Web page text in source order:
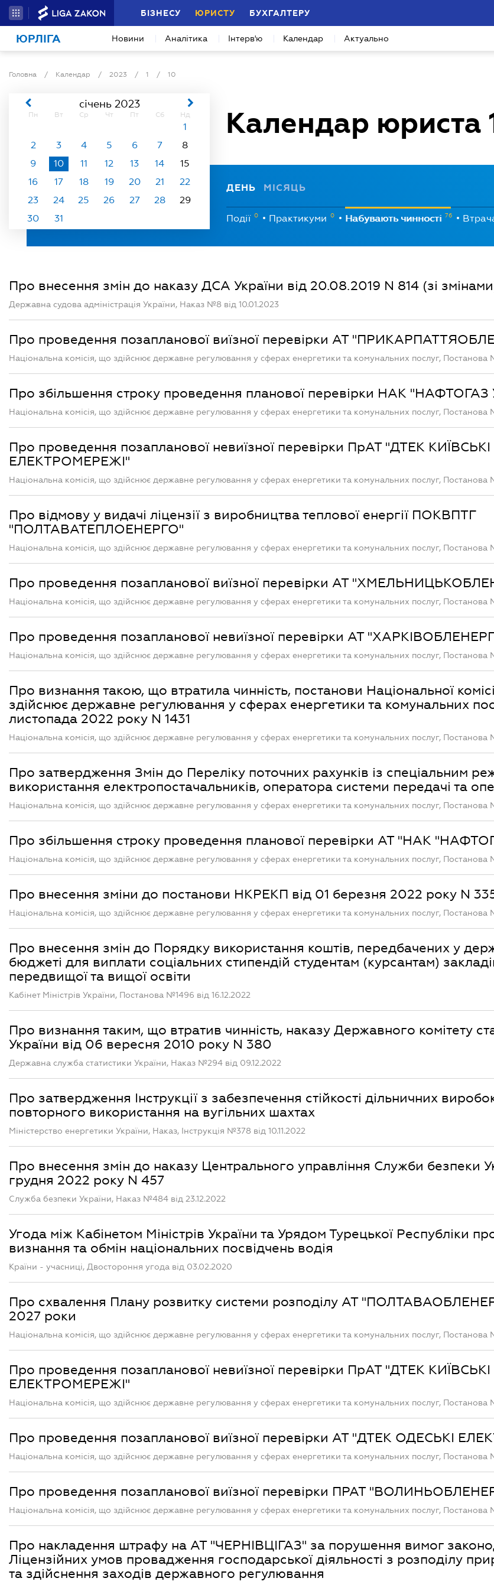
БІЗНЕСУ ЮРИСТУ БУХГАЛТЕРУ
ЮРЛІГА Новини Аналітика Інтерв'ю Календар Актуально
Головна / Календар / 2023 / 1 / 10
Календар юриста
січень 2023
Пн Вт Ср Чт Пт Сб Нд
1
2
3 4 5 6 7
8
9
10 11 12 13 14
15
16
17 18 19 20 21
22
23
24 25 26 27 28
29
30
31
ДЕНЬ МІСЯЦЬ
Події 0 Практикуми 0 Набувають чинності 76
Про внесення змін до наказу ДСА України від 20.08.2019 N 814 (зі
Державна судова адміністрація України, Наказ №8 від 10.01.2023
Про проведення позапланової виїзної перевірки АТ
Національна комісія, що здійснює державне регулювання у сферах енергетики та комунальних послуг, Постанова
Про збільшення строку проведення планової перевірки НАК
Національна комісія, що здійснює державне регулювання у сферах енергетики та комунальних послуг, Постанова
Про проведення позапланової невиїзної перевірки ПрАТ "ДТЕК
ЕЛЕКТРОМЕРЕЖІ"
Національна комісія, що здійснює державне регулювання у сферах енергетики та комунальних послуг, Постанова
Про відмову у видачі ліцензії з виробництва теплової енергії ПОКВПТГ
"ПОЛТАВАТЕПЛОЕНЕРГО"
Національна комісія, що здійснює державне регулювання у сферах енергетики та комунальних послуг, Постанова
Про проведення позапланової виїзної перевірки АТ
Національна комісія, що здійснює державне регулювання у сферах енергетики та комунальних послуг, Постанова
Про проведення позапланової невиїзної перевірки АТ
Національна комісія, що здійснює державне регулювання у сферах енергетики та комунальних послуг, Постанова
Про визнання такою, що втратила чинність, постанови Національної
здійснює державне регулювання у сферах енергетики та комунальних
листопада 2022 року N 1431
Національна комісія, що здійснює державне регулювання у сферах енергетики та комунальних послуг, Постанова
Про затвердження Змін до Переліку поточних рахунків із спеціальним
використання електропостачальників, оператора системи передачі та
Національна комісія, що здійснює державне регулювання у сферах енергетики та комунальних послуг, Постанова
Про збільшення строку проведення планової перевірки АТ "НАК
Національна комісія, що здійснює державне регулювання у сферах енергетики та комунальних послуг, Постанова
Про внесення зміни до постанови НКРЕКП від 01 березня 2022 року N
Національна комісія, що здійснює державне регулювання у сферах енергетики та комунальних послуг, Постанова
Про внесення змін до Порядку використання коштів, передбачених у
бюджеті для виплати соціальних стипендій студентам (курсантам)
передвищої та вищої освіти
Кабінет Міністрів України, Постанова №1496 від 16.12.2022
Про визнання таким, що втратив чинність, наказу Державного комітету
України від 06 вересня 2010 року N 380
Державна служба статистики України, Наказ №294 від 09.12.2022
Про затвердження Інструкції з забезпечення стійкості дільничних
повторного використання на вугільних шахтах
Міністерство енергетики України, Наказ, Інструкція №378 від 10.11.2022
Про внесення змін до наказу Центрального управління Служби безпеки
грудня 2022 року N 457
Служба безпеки України, Наказ №484 від 23.12.2022
Угода між Кабінетом Міністрів України та Урядом Турецької Республіки
визнання та обмін національних посвідчень водія
Країни - учасниці, Двостороння угода від 03.02.2020
Про схвалення Плану розвитку системи розподілу АТ
2027 роки
Національна комісія, що здійснює державне регулювання у сферах енергетики та комунальних послуг, Постанова
Про проведення позапланової невиїзної перевірки ПрАТ "ДТЕК
ЕЛЕКТРОМЕРЕЖІ"
Національна комісія, що здійснює державне регулювання у сферах енергетики та комунальних послуг, Постанова
Про проведення позапланової виїзної перевірки АТ "ДТЕК ОДЕСЬКІ
Національна комісія, що здійснює державне регулювання у сферах енергетики та комунальних послуг, Постанова
Про проведення позапланової виїзної перевірки ПРАТ
Національна комісія, що здійснює державне регулювання у сферах енергетики та комунальних послуг, Постанова
Про накладення штрафу на АТ "ЧЕРНІВЦІГАЗ" за порушення вимог
Ліцензійних умов провадження господарської діяльності з розподілу
та здійснення заходів державного регулювання